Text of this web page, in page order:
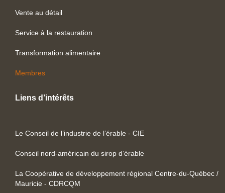
Vente au détail
Service à la restauration
Transformation alimentaire
Membres
Liens d’intérêts
Le Conseil de l’industrie de l’érable - CIE
Conseil nord-américain du sirop d’érable
La Coopérative de développement régional Centre-du-Québec /
Mauricie - CDRCQM